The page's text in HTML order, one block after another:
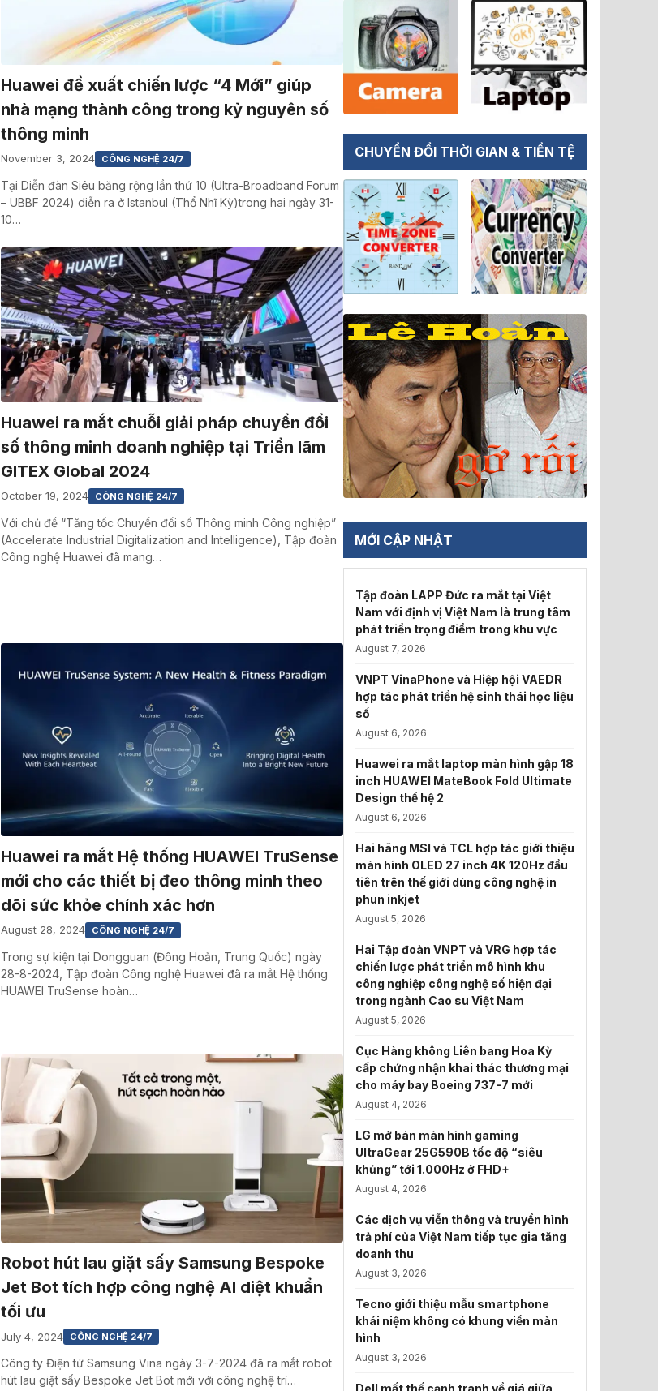
Huawei đề xuất chiến lược “4 Mới” giúp
nhà mạng thành công trong kỷ nguyên số
thông minh
November 3, 2024 CÔNG NGHỆ 24/7
Tại Diễn đàn Siêu băng rộng lần thứ 10 (Ultra-Broadband Forum
– UBBF 2024) diễn ra ở Istanbul (Thổ Nhĩ Kỳ)trong hai ngày 31-
10…
Huawei ra mắt chuỗi giải pháp chuyển đổi
số thông minh doanh nghiệp tại Triển lãm
GITEX Global 2024
October 19, 2024 CÔNG NGHỆ 24/7
Với chủ đề “Tăng tốc Chuyển đổi số Thông minh Công nghiệp”
(Accelerate Industrial Digitalization and Intelligence), Tập đoàn
Công nghệ Huawei đã mang…
Huawei ra mắt Hệ thống HUAWEI TruSense
mới cho các thiết bị đeo thông minh theo
dõi sức khỏe chính xác hơn
August 28, 2024 CÔNG NGHỆ 24/7
Trong sự kiện tại Dongguan (Đông Hoản, Trung Quốc) ngày
28-8-2024, Tập đoàn Công nghệ Huawei đã ra mắt Hệ thống
HUAWEI TruSense hoàn…
Robot hút lau giặt sấy Samsung Bespoke
Jet Bot tích hợp công nghệ AI diệt khuẩn
tối ưu
July 4, 2024 CÔNG NGHỆ 24/7
Công ty Điện tử Samsung Vina ngày 3-7-2024 đã ra mắt robot
hút lau giặt sấy Bespoke Jet Bot mới với công nghệ trí…
CHUYỂN ĐỔI THỜI GIAN & TIỀN TỆ
MỚI CẬP NHẬT
Tập đoàn LAPP Đức ra mắt tại Việt
Nam với định vị Việt Nam là trung tâm
phát triển trọng điểm trong khu vực
August 7, 2026
VNPT VinaPhone và Hiệp hội VAEDR
hợp tác phát triển hệ sinh thái học liệu
số
August 6, 2026
Huawei ra mắt laptop màn hình gập 18
inch HUAWEI MateBook Fold Ultimate
Design thế hệ 2
August 6, 2026
Hai hãng MSI và TCL hợp tác giới thiệu
màn hình OLED 27 inch 4K 120Hz đầu
tiên trên thế giới dùng công nghệ in
phun inkjet
August 5, 2026
Hai Tập đoàn VNPT và VRG hợp tác
chiến lược phát triển mô hình khu
công nghiệp công nghệ số hiện đại
trong ngành Cao su Việt Nam
August 5, 2026
Cục Hàng không Liên bang Hoa Kỳ
cấp chứng nhận khai thác thương mại
cho máy bay Boeing 737-7 mới
August 4, 2026
LG mở bán màn hình gaming
UltraGear 25G590B tốc độ “siêu
khủng” tới 1.000Hz ở FHD+
August 4, 2026
Các dịch vụ viễn thông và truyền hình
trả phí của Việt Nam tiếp tục gia tăng
doanh thu
August 3, 2026
Tecno giới thiệu mẫu smartphone
khái niệm không có khung viền màn
hình
August 3, 2026
Dell mất thế cạnh tranh về giá giữa